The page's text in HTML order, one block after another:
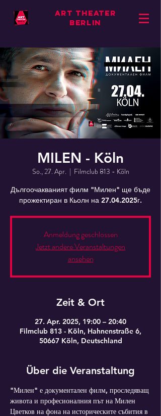
ART THEATER
BERLIN
MILEN - Köln
So., 27. Apr.
  |
Filmclub 813 - Köln
Дългоочакваният филм "Милен" ще бъде
прожектиран в Кьолн на 27.04.2025г.
Anmeldung geschlossen
Jetzt andere Veranstaltungen
ansehen
Zeit & Ort
27. Apr. 2025, 19:00 – 20:40
Filmclub 813 - Köln, Hahnenstraße 6,
50667 Köln, Deutschland
Über die Veranstaltung
"Милен" е документален филм, проследяващ
живота и професионалния път на Милен
Цветков на фона на историческите събития в